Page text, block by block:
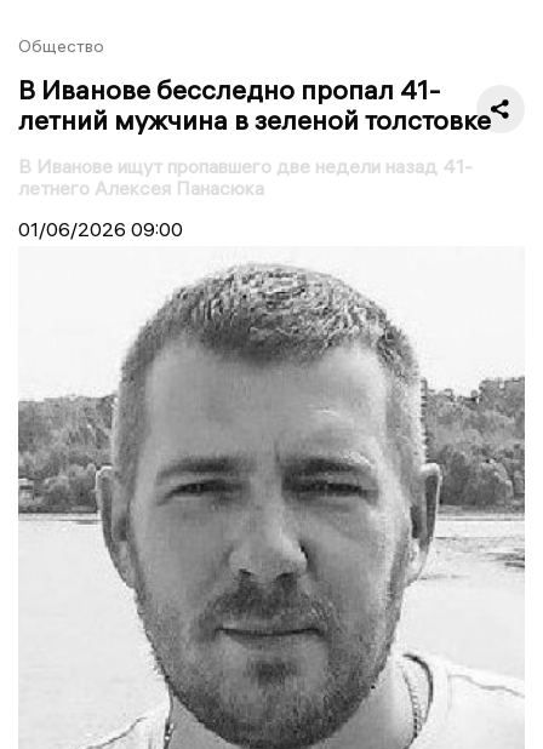
Общество
В Иванове бесследно пропал 41-
летний мужчина в зеленой толстовке
В Иванове ищут пропавшего две недели назад 41-
летнего Алексея Панасюка
01/06/2026 09:00